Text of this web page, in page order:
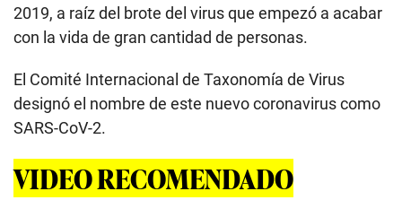
2019, a raíz del brote del virus que empezó a acabar
con la vida de gran cantidad de personas.
El Comité Internacional de Taxonomía de Virus
designó el nombre de este nuevo coronavirus como
SARS-CoV-2.
VIDEO RECOMENDADO